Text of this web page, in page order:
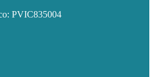
PVIC835004